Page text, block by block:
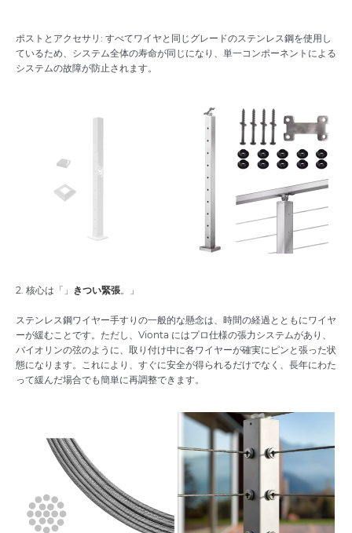
ポストとアクセサリ: すべてワイヤと同じグレードのステンレス鋼を使用し
ているため、システム全体の寿命が同じになり、単一コンポーネントによる
システムの故障が防止されます。
2. 核心は「」 きつい緊張。」
ステンレス鋼ワイヤー手すりの一般的な懸念は、時間の経過とともにワイヤ
ーが緩むことです。ただし、Vionta にはプロ仕様の張力システムがあり、
バイオリンの弦のように、取り付け中に各ワイヤーが確実にピンと張った状
態になります。これにより、すぐに安全が得られるだけでなく、長年にわた
って緩んだ場合でも簡単に再調整できます。